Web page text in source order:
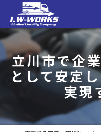
立川市で企
として安定
実現